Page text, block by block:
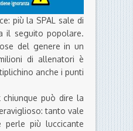
più la SPAL sale di
il seguito popolare.
del genere in un
di allenatori è
anche i punti
può dire la
tanto vale
perle più luccicante